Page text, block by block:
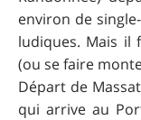
environ de
ludiques. Mais il
(ou se faire
Départ de
qui arrive au